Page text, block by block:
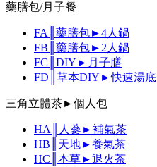
藥膳包/月子餐
FA║藥膳包►4人鍋
FB║藥膳包►2人鍋
FC║DIY►月子膳
FD║草本DIY►快速湯底
三角立體茶►個人包
HA║人蔘►補氣茶
HB║天地►養氣茶
HC║本草►退火茶